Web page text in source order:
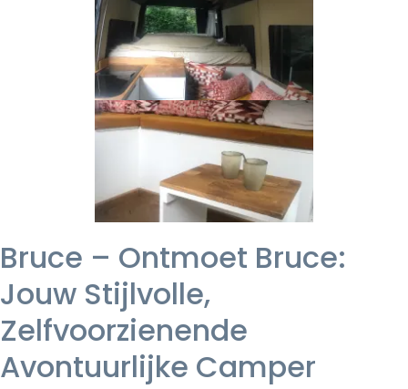
Bruce – Ontmoet Bruce:
Jouw Stijlvolle,
Zelfvoorzienende
Avontuurlijke Camper